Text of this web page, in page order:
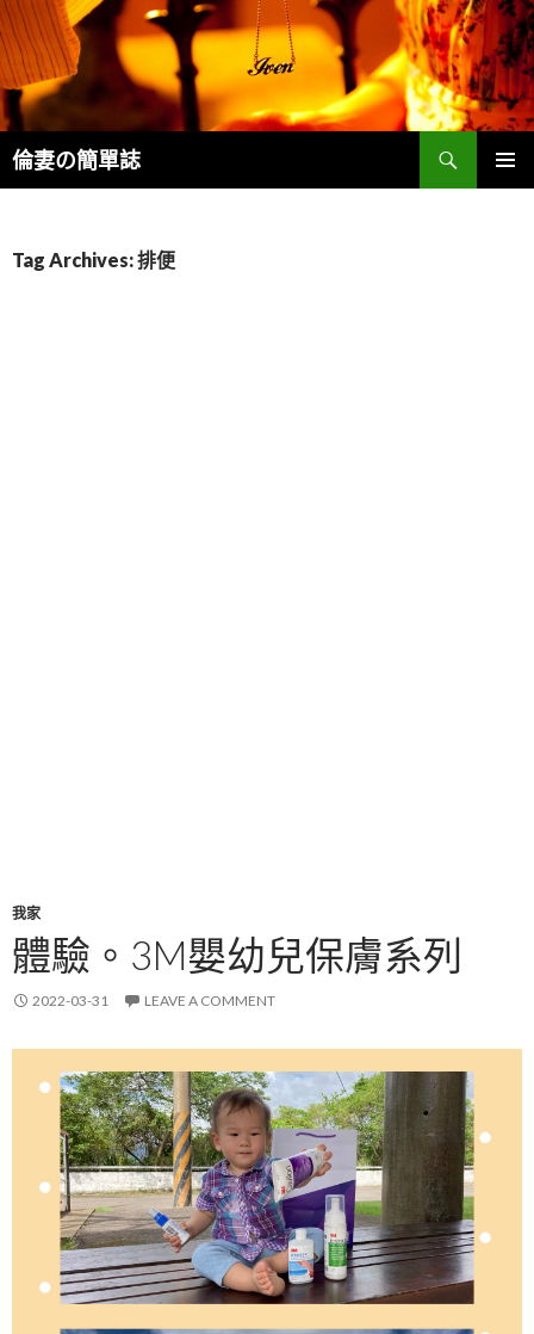
倫妻の簡單誌
Search
Tag Archives: 排便
我家
體驗。3M嬰幼兒保膚系列
2022-03-31 LEAVE A COMMENT